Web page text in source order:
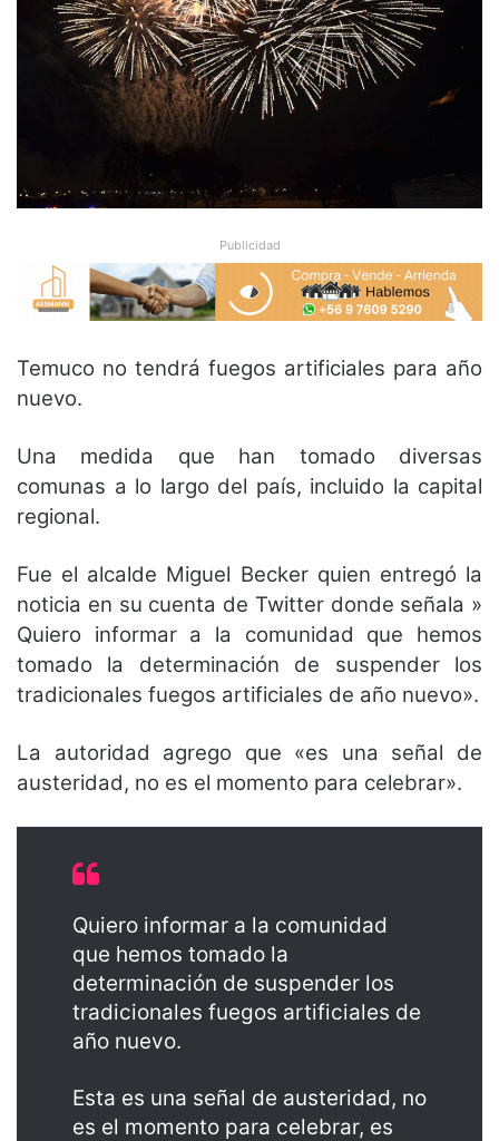
Publicidad
Temuco no tendrá fuegos artificiales para año
nuevo.
Una medida que han tomado diversas
comunas a lo largo del país, incluido la capital
regional.
Fue el alcalde Miguel Beckerquien entregó la
noticia en su cuenta de Twitter donde señala »
Quiero informar a la comunidad que hemos
tomado la determinación de suspender los
tradicionales fuegos artificiales de año nuevo».
La autoridad agrego que «es una señal de
austeridad, no es el momento para celebrar».
Quiero informar a la comunidad
que hemos tomado la
determinación de suspender los
tradicionales fuegos artificiales de
año nuevo.
Esta es una señal de austeridad, no
es el momento para celebrar, es